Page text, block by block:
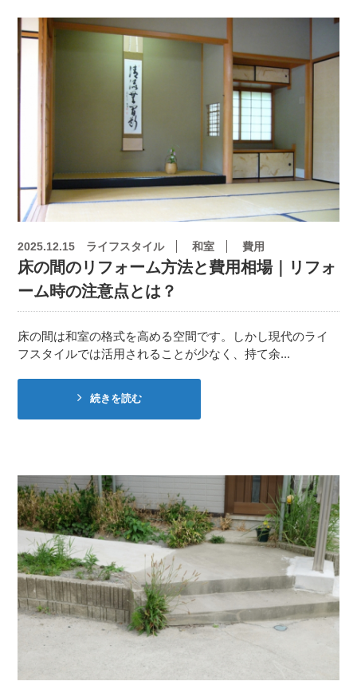
2025.12.15 ライフスタイル 和室 費用
床の間のリフォーム方法と費用相場｜リフォ
ーム時の注意点とは？
床の間は和室の格式を高める空間です。しかし現代のライ
フスタイルでは活用されることが少なく、持て余...
続きを読む